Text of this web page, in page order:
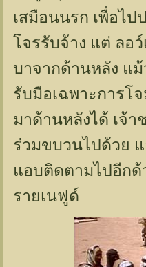
เสมือนนรก เพื่อไ
โจรรับจ้าง แต่ ลอ
บาจากด้านหลัง แ
รับมือเฉพาะการโ
มาด้านหลังได้ เจ้
ร่วมขบวนไปด้วย
แอบติดตามไปอีกด้
รายเนฟูด์